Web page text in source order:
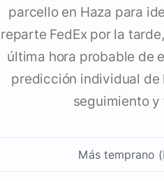
parcello en Haza para
reparte FedEx por la
última hora probable de
predicción individual de
seguimiento
Más temprano